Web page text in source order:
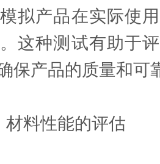
拟产品在实际使
这种测试有助于
保产品的质量和可
料性能的评估